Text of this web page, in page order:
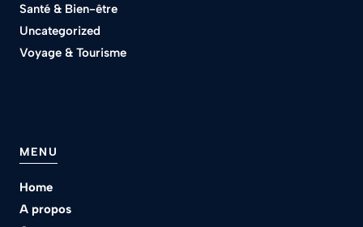
Santé & Bien-être
Uncategorized
Voyage & Tourisme
MENU
Home
A propos